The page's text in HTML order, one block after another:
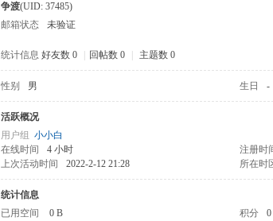
争渡(UID: 37485)
邮箱状态
未验证
统计信息 好友数 0 回帖数 0 主题数 0
性别 男 生日 -
活跃概况
用户组 小小白
在线时间
4 小时 注册时
上次活动时间
2022-2-12 21:28 所在时
统计信息
已用空间
0 B 积分 0